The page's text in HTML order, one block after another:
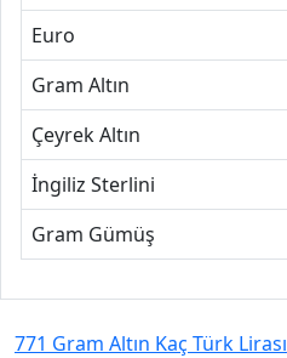
Euro
Gram Altın
Çeyrek Altın
İngiliz Sterlini
Gram Gümüş
771 Gram Altın Kaç Türk Lirası